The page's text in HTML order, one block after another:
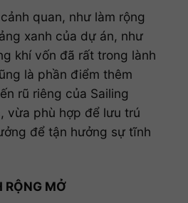
quan, như làm rộng
xanh của dự án, như
khí vốn đã rất trong lành
là phần điểm thêm
rũ riêng của Sailing
vừa phù hợp để lưu trú
để tận hưởng sự tĩnh
RỘNG MỞ